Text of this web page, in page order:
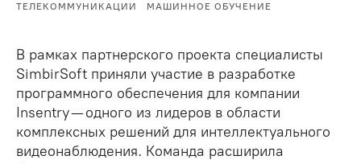
ТЕЛЕКОММУНИКАЦИИ МАШИННОЕ ОБУЧЕНИЕ
В рамках партнерского проекта специалисты
SimbirSoft приняли участие в разработке
программного обеспечения для компании
Insentry — одного из лидеров в области
комплексных решений для интеллектуального
видеонаблюдения. Команда расширила